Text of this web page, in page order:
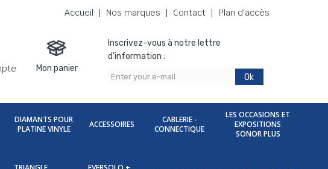
Accueil Nos marques Contact Plan d'accès
Mon panier
Inscrivez-vous à notre lettre
d'information :
Ok
DIAMANTS POUR
PLATINE VINYLE
ACCESSOIRES
CABLERIE -
CONNECTIQUE
LES OCCASIONS ET
EXPOSITIONS
SONOR PLUS